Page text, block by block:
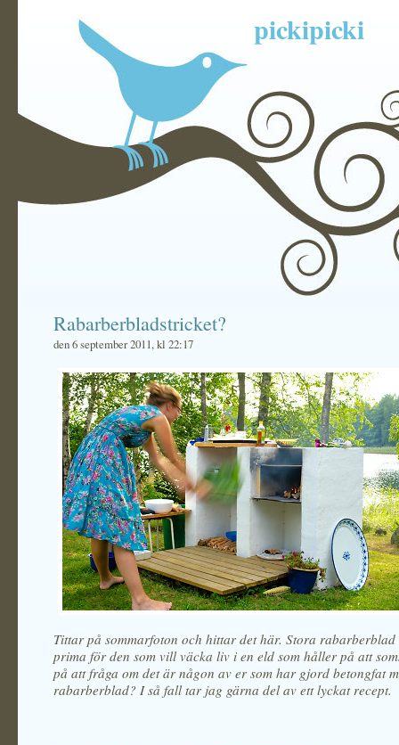
pickipicki
Rabarberbladstricket?
den 6 september 2011, kl 22:17
Tittar på sommarfoton och hittar det här. Stora
prima för den som vill väcka liv i en eld som håller på att
på att fråga om det är någon av er som har gjord betongfat
rabarberblad? I så fall tar jag gärna del av ett lyckat recept.